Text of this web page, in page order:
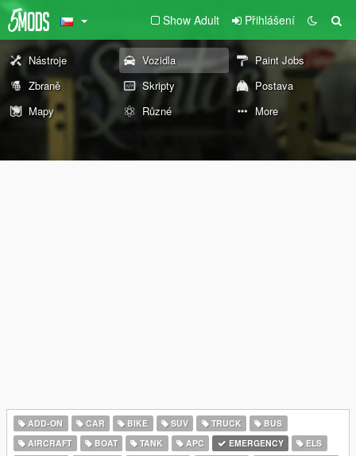
Show Adult Přihlášení
Nástroje Vozidla
Paint Jobs
Zbraně
Skripty
Postava
Mapy
Různé More
ADD-ON CAR BIKE SUV TRUCK
BUS
AIRCRAFT
BOAT TANK APC EMERGENCY
ELS